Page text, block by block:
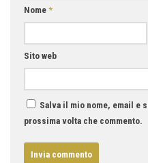
Nome *
Sito web
Salva il mio nome, email e
prossima volta che commento.